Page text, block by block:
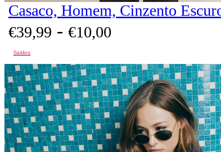
Casaco, Homem, Cinzento
€39,99 - €10,00
Saldos